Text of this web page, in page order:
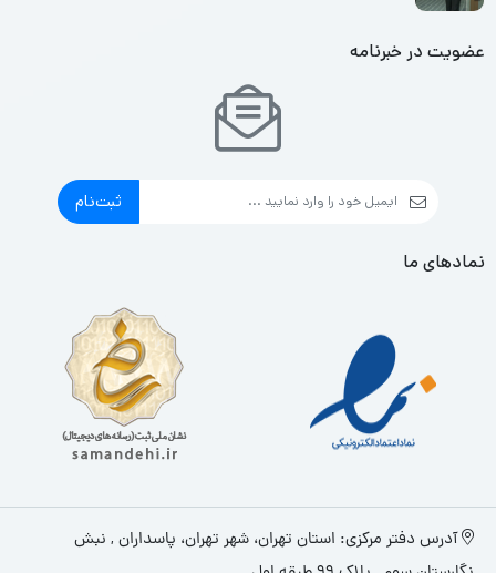
عضویت در خبرنامه
ثبت‌نام
نمادهای ما
آدرس دفتر مرکزی: استان تهران، شهر تهران، پاسداران , نبش